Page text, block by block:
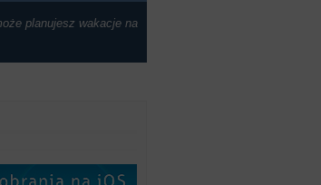
planujesz wakacje na